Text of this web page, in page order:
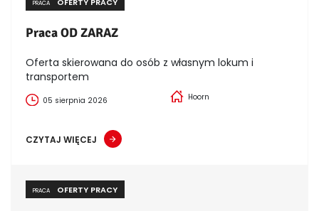
PRACA
Praca OD ZARAZ
Oferta skierowana do osób z własnym lokum i
transportem
05 sierpnia 2026 Hoorn
CZYTAJ WIĘCEJ
PRACA OFERTY PRACY